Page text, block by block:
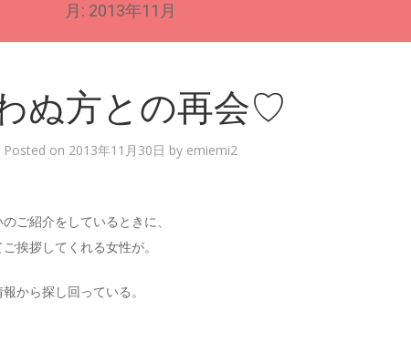
月: 2013年11月
ぬ方との再会♡
Posted on 2013年11月30日 by emiemi2
ご紹介をしているときに、
挨拶してくれる女性が。
から探し回っている。